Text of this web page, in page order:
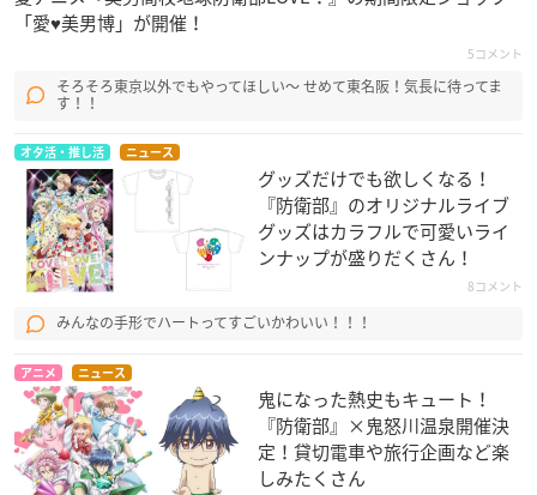
「愛♥美男博」が開催！
5コメント
そろそろ東京以外でもやってほしい〜 せめて東名阪！気長に待ってま
す！！
オタ活・推し活 ニュース
グッズだけでも欲しくなる！
『防衛部』のオリジナルライブ
グッズはカラフルで可愛いライ
ンナップが盛りだくさん！
8コメント
みんなの手形でハートってすごいかわいい！！！
アニメ ニュース
鬼になった熱史もキュート！
『防衛部』×鬼怒川温泉開催決
定！貸切電車や旅行企画など楽
しみたくさん